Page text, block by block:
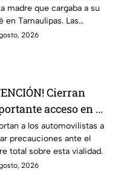
cargaba a su BEBÉ
pasa por encima;
ocurrió
madre que cargaba a su
en Tamaulipas. Las
imágenes captadas por
2026
Cierran
acceso en el
Metropolitano en
¿cuál es el
a los automovilistas a
precauciones ante el
total sobre esta vialidad.
2026